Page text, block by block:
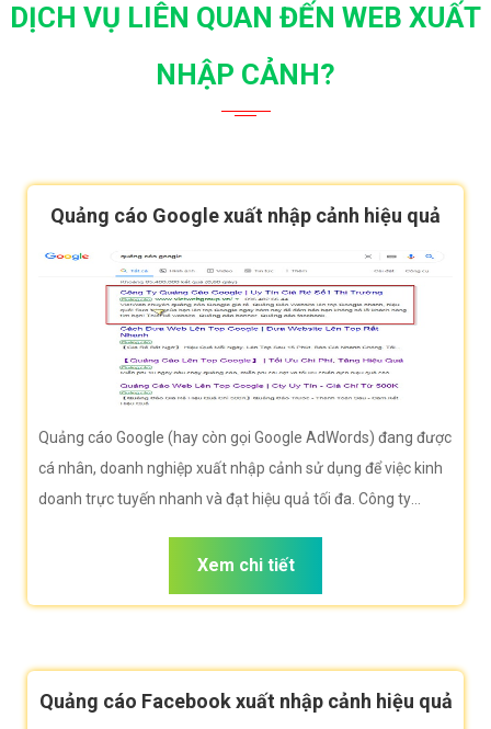
DỊCH VỤ LIÊN QUAN ĐẾN WEB XUẤT
NHẬP CẢNH?
Quảng cáo Google xuất nhập cảnh hiệu quả
Quảng cáo Google (hay còn gọi Google AdWords) đang được
cá nhân, doanh nghiệp xuất nhập cảnh sử dụng để việc kinh
doanh trực tuyến nhanh và đạt hiệu quả tối đa. Công ty
Google xuất nhập cảnh với những tính năng nổi bật nhất.
Xem chi tiết
Quảng cáo Facebook xuất nhập cảnh hiệu quả